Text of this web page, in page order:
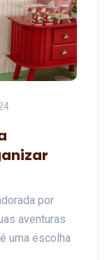
por
aventuras
uma escolha